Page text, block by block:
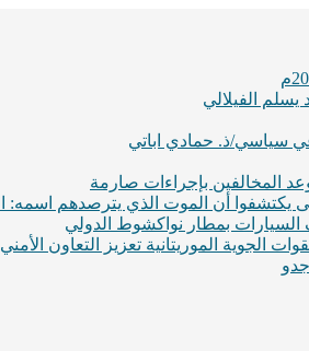
يسلم الفيلالي
سياسي/ذ. حمادي اباتي
المخالفين بإجراءات صارمة
يكتشفوا أن الموت الذي يترصدهم اسمه:
السيارات بمطار نواكشوط الدولي
الجوية الموريتانية تعزيز التعاون الأمني